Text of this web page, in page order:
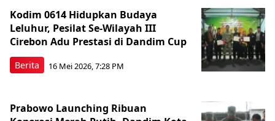
Berita
Kodim 0614 Hidupkan Budaya
Leluhur, Pesilat Se-Wilayah III
Cirebon Adu Prestasi di Dandim Cup
16 Mei 2026, 7:28 PM
Prabowo Launching Ribuan